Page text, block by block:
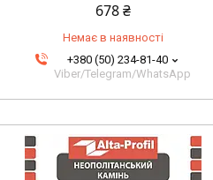
678 ₴
Немає в наявності
+380 (50) 234-81-40
Viber/Telegram/WhatsApp